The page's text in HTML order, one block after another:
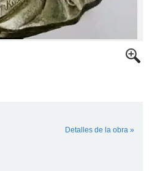
Detalles de la obra »